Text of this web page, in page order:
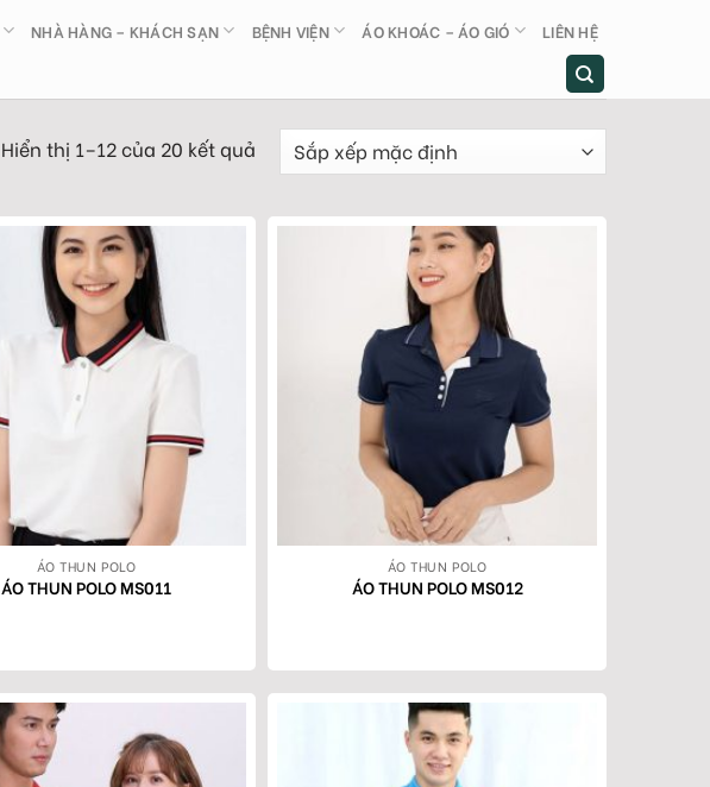
NHÀ HÀNG – KHÁCH SẠN BỆNH VIỆN ÁO KHOÁC – ÁO GIÓ LIÊN HỆ
Hiển thị 1–12 của 20 kết quả
ÁO THUN POLO
ÁO THUN POLO MS011
ÁO THUN POLO
ÁO THUN POLO MS012